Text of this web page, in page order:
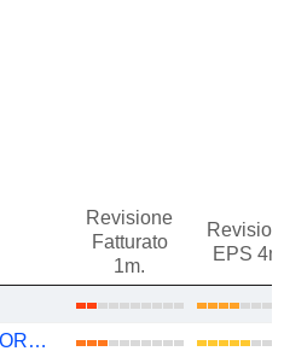
Revisione
Fatturato
1m.
EPS
MCDONALD'S CORPORATION